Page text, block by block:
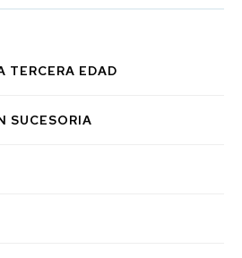
TERCERA EDAD
SUCESORIA